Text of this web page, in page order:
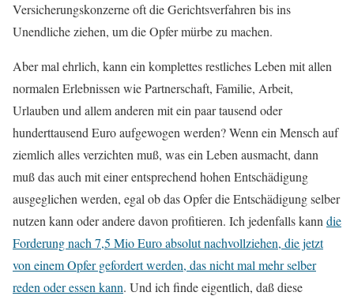
Versicherungskonzerne oft die Gerichtsverfahren bis ins
Unendliche ziehen, um die Opfer mürbe zu machen.
Aber mal ehrlich, kann ein komplettes restliches Leben mit allen
normalen Erlebnissen wie Partnerschaft, Familie, Arbeit,
Urlauben und allem anderen mit ein paar tausend oder
hunderttausend Euro aufgewogen werden? Wenn ein Mensch auf
ziemlich alles verzichten muß, was ein Leben ausmacht, dann
muß das auch mit einer entsprechend hohen Entschädigung
ausgeglichen werden, egal ob das Opfer die Entschädigung selber
nutzen kann oder andere davon profitieren. Ich jedenfalls kann die
Forderung nach 7,5 Mio Euro absolut nachvollziehen, die jetzt
von einem Opfer gefordert werden, das nicht mal mehr selber
reden oder essen kann. Und ich finde eigentlich, daß diese